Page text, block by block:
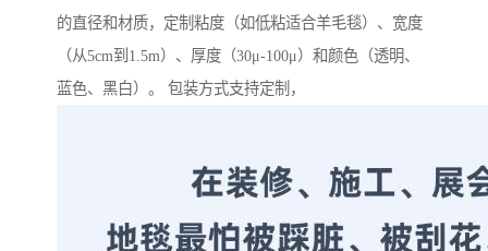
的直径和材质，定制粘度（如低粘适合羊毛毯）、宽度
（从5cm到1.5m）、厚度（30μ-100μ）和颜色（透明、
蓝色、黑白）。 包装方式支持定制，